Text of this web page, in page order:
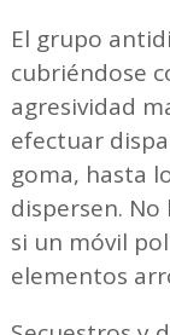
El grupo
cubriéndose
agresividad
efectuar
goma, hasta
dispersen.
si un móvil
elementos